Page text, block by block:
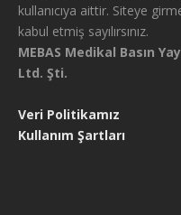
kullanıcıya aittir. Siteye
kabul etmiş sayılırsınız.
MEBAS Medikal Basın
Ltd. Şti.
Veri Politikamız
Kullanım Şartları